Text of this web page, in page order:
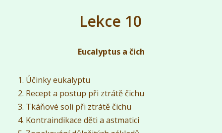
Lekce 10
Eucalyptus a čich
Účinky eukalyptu
Recept a postup při ztrátě čichu
Tkáňové soli při ztrátě čichu
Kontraindikace děti a astmatici